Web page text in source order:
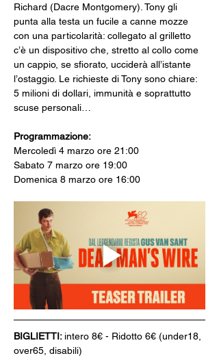
Richard (Dacre Montgomery). Tony gli
punta alla testa un fucile a canne mozze
con una particolarità: collegato al grilletto
c’è un dispositivo che, stretto al collo come
un cappio, se sfiorato, ucciderà all’istante
l’ostaggio. Le richieste di Tony sono chiare:
5 milioni di dollari, immunità e soprattutto
scuse personali…
Programmazione:
Mercoledì 4 marzo ore 21:00
Sabato 7 marzo ore 19:00
Domenica 8 marzo ore 16:00
BIGLIETTI: intero 8€ - Ridotto 6€ (under18,
over65, disabili)